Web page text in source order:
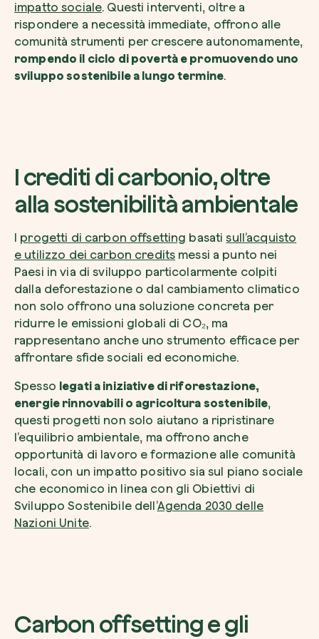
impatto sociale. Questi interventi, oltre a
rispondere a necessità immediate, offrono alle
comunità strumenti per crescere autonomamente,
rompendo il ciclo di povertà e promuovendo uno
sviluppo sostenibile a lungo termine.
I crediti di carbonio, oltre
alla sostenibilità ambientale
I progetti di carbon offsetting basatisull’acquisto
e utilizzo dei carbon credits messi a punto nei
Paesi in via di sviluppo particolarmente colpiti
dalla deforestazione o dal cambiamento climatico
non solo offrono una soluzione concreta per
ridurre le emissioni globali di CO₂, ma
rappresentano anche uno strumento efficace per
affrontare sfide sociali ed economiche.
Spesso legati a iniziative di riforestazione,
energie rinnovabili o agricoltura sostenibile,
questi progetti non solo aiutano a ripristinare
l’equilibrio ambientale, ma offrono anche
opportunità di lavoro e formazione alle comunità
locali, con un impatto positivo sia sul piano sociale
che economico in linea con gli Obiettivi di
Sviluppo Sostenibile dell’Agenda 2030 delle
Nazioni Unite.
Carbon offsetting e gli